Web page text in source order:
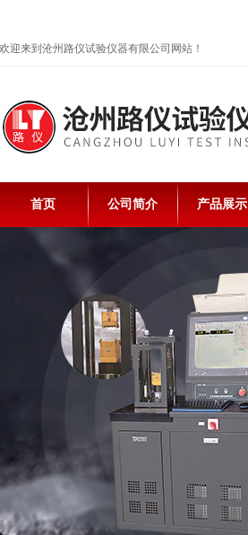
欢迎来到沧州路仪试验仪器有限公司网站！
首页 公司简介 产品展示